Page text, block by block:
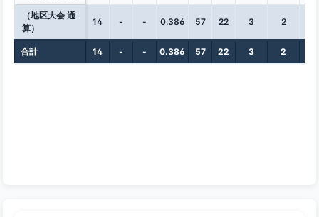
（地区大会 通
算）
14 - - 0.386 57 22 3 2
合計 14 - - 0.386 57 22 3 2